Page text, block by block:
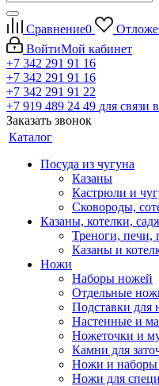
Сравнение0
ВойтиМой кабинет
+7 342 291 91 16
+7 342 291 91 16
+7 342 291 91 22
+7 919 489 24 49 для
Заказать звонок
Каталог
Посуда из чугуна
Казаны
Кастрюли и
Сковороды,
Казаны, котелки,
Треноги, печи,
Казаны и
Ножи
Наборы ножей
Отдельные
Подставки для
Настенные и
Ножеточки и
Камни для
Ножи и наборы
Ножи для